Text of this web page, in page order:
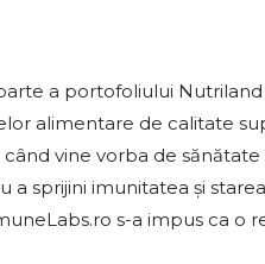
a portofoliului
alimentare de calitate
vine vorba de sănătate
sprijini imunitatea și starea
s-a impus ca o